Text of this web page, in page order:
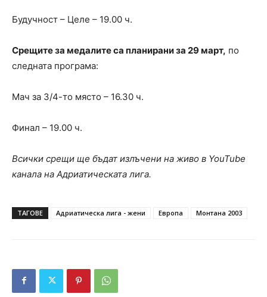
Будучност – Целе – 19.00 ч.
Срещите за медалите са планирани за 29 март, по
следната програма:
Мач за 3/4-то място – 16.30 ч.
Финал – 19.00 ч.
Всички срещи ще бъдат излъчени на живо в YouTube
канала на Адриатическата лига.
ТАГОВЕ Адриатическа лига - жени Европа Монтана 2003